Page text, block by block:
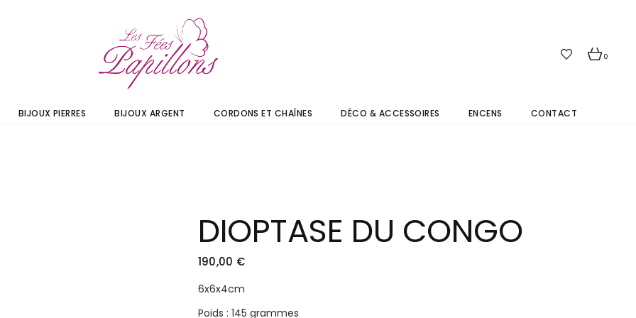
0
BIJOUX PIERRES BIJOUX ARGENT CORDONS ET CHAÎNES DÉCO & ACCESSOIRES ENCENS CONTACT
DIOPTASE DU CONGO
190,00 €
6x6x4cm
Poids : 145 grammes